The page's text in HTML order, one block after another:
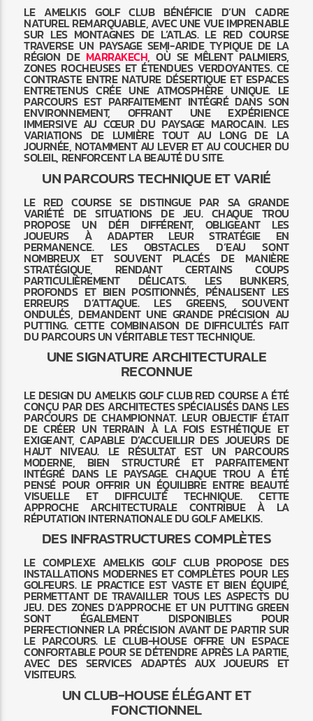
LE AMELKIS GOLF CLUB BÉNÉFICIE D’UN CADRE
NATUREL REMARQUABLE, AVEC UNE VUE IMPRENABLE
SUR LES MONTAGNES DE L’ATLAS. LE RED COURSE
TRAVERSE UN PAYSAGE SEMI-ARIDE TYPIQUE DE LA
RÉGION DE MARRAKECH, OÙ SE MÊLENT PALMIERS,
ZONES ROCHEUSES ET ÉTENDUES VERDOYANTES. CE
CONTRASTE ENTRE NATURE DÉSERTIQUE ET ESPACES
ENTRETENUS CRÉE UNE ATMOSPHÈRE UNIQUE. LE
PARCOURS EST PARFAITEMENT INTÉGRÉ DANS SON
ENVIRONNEMENT, OFFRANT UNE EXPÉRIENCE
IMMERSIVE AU CŒUR DU PAYSAGE MAROCAIN. LES
VARIATIONS DE LUMIÈRE TOUT AU LONG DE LA
JOURNÉE, NOTAMMENT AU LEVER ET AU COUCHER DU
SOLEIL, RENFORCENT LA BEAUTÉ DU SITE.
UN PARCOURS TECHNIQUE ET VARIÉ
LE RED COURSE SE DISTINGUE PAR SA GRANDE
VARIÉTÉ DE SITUATIONS DE JEU. CHAQUE TROU
PROPOSE UN DÉFI DIFFÉRENT, OBLIGEANT LES
JOUEURS À ADAPTER LEUR STRATÉGIE EN
PERMANENCE. LES OBSTACLES D’EAU SONT
NOMBREUX ET SOUVENT PLACÉS DE MANIÈRE
STRATÉGIQUE, RENDANT CERTAINS COUPS
PARTICULIÈREMENT DÉLICATS. LES BUNKERS,
PROFONDS ET BIEN POSITIONNÉS, PÉNALISENT LES
ERREURS D’ATTAQUE. LES GREENS, SOUVENT
ONDULÉS, DEMANDENT UNE GRANDE PRÉCISION AU
PUTTING. CETTE COMBINAISON DE DIFFICULTÉS FAIT
DU PARCOURS UN VÉRITABLE TEST TECHNIQUE.
UNE SIGNATURE ARCHITECTURALE
RECONNUE
LE DESIGN DU AMELKIS GOLF CLUB RED COURSE A ÉTÉ
CONÇU PAR DES ARCHITECTES SPÉCIALISÉS DANS LES
PARCOURS DE CHAMPIONNAT. LEUR OBJECTIF ÉTAIT
DE CRÉER UN TERRAIN À LA FOIS ESTHÉTIQUE ET
EXIGEANT, CAPABLE D’ACCUEILLIR DES JOUEURS DE
HAUT NIVEAU. LE RÉSULTAT EST UN PARCOURS
MODERNE, BIEN STRUCTURÉ ET PARFAITEMENT
INTÉGRÉ DANS LE PAYSAGE. CHAQUE TROU A ÉTÉ
PENSÉ POUR OFFRIR UN ÉQUILIBRE ENTRE BEAUTÉ
VISUELLE ET DIFFICULTÉ TECHNIQUE. CETTE
APPROCHE ARCHITECTURALE CONTRIBUE À LA
RÉPUTATION INTERNATIONALE DU GOLF AMELKIS.
DES INFRASTRUCTURES COMPLÈTES
LE COMPLEXE AMELKIS GOLF CLUB PROPOSE DES
INSTALLATIONS MODERNES ET COMPLÈTES POUR LES
GOLFEURS. LE PRACTICE EST VASTE ET BIEN ÉQUIPÉ,
PERMETTANT DE TRAVAILLER TOUS LES ASPECTS DU
JEU. DES ZONES D’APPROCHE ET UN PUTTING GREEN
SONT ÉGALEMENT DISPONIBLES POUR
PERFECTIONNER LA PRÉCISION AVANT DE PARTIR SUR
LE PARCOURS. LE CLUB-HOUSE OFFRE UN ESPACE
CONFORTABLE POUR SE DÉTENDRE APRÈS LA PARTIE,
AVEC DES SERVICES ADAPTÉS AUX JOUEURS ET
VISITEURS.
UN CLUB-HOUSE ÉLÉGANT ET
FONCTIONNEL